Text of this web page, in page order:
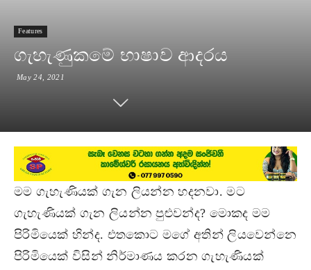
Features
ගැහැණුකමේ භාෂාව ආදරය
May 24, 2021
මම ගැහැණියක් ගැන ලියන්න හදනවා. මට
ගැහැණියක් ගැන ලියන්න පුළුවන්ද? මොකද මම
පිරිමියෙක් හින්ද. එතකොට මගේ අතින් ලියවෙන්නෙ
පිරිමියෙක් විසින් නිර්මාණය කරන ගැහැණියක්